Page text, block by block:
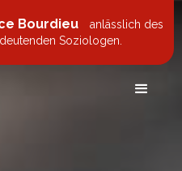
Bourdieu
anlässlich des
Soziologen.